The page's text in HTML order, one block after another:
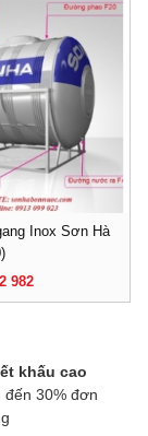
Inox Sơn Hà
982
Giao hàng tận
Nhanh chóng đúng